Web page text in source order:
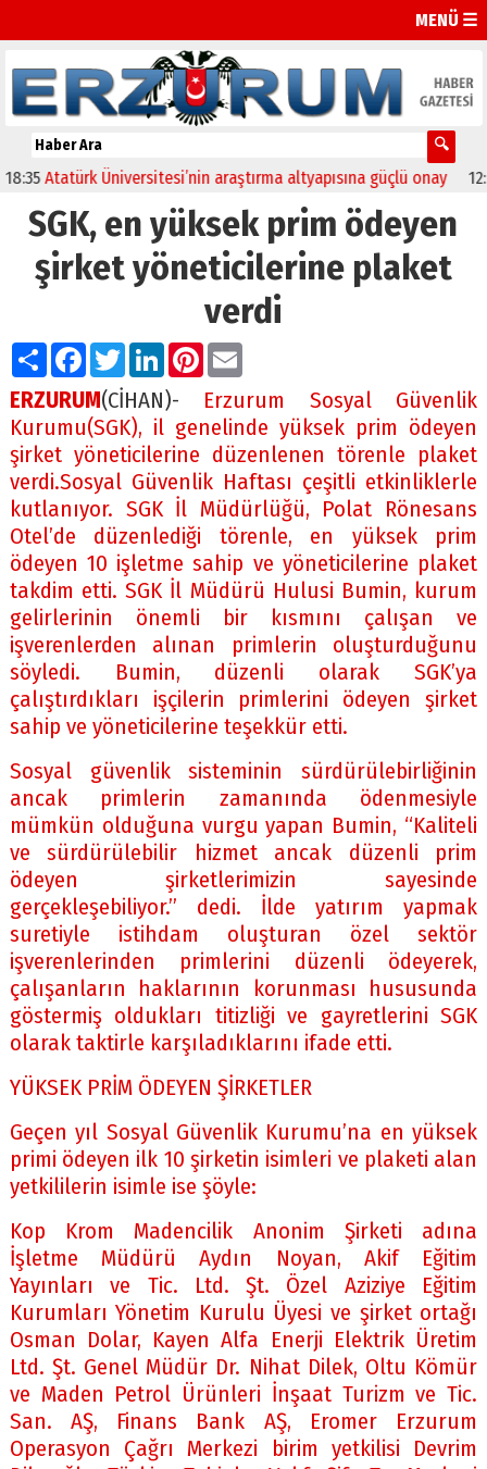
MENÜ ☰
Atatürk Üniversitesi’nin araştırma altyapısına güçlü onay 12:04
SGK, en yüksek prim ödeyen
şirket yöneticilerine plaket
verdi
PaylaşFacebook
TwitterLinkedIn
Pinterest
Email
ERZURUM(CİHAN)- Erzurum Sosyal Güvenlik
Kurumu(SGK), il genelinde yüksek prim ödeyen
şirket yöneticilerine düzenlenen törenle plaket
verdi.Sosyal Güvenlik Haftası çeşitli etkinliklerle
kutlanıyor. SGK İl Müdürlüğü, Polat Rönesans
Otel’de düzenlediği törenle, en yüksek prim
ödeyen 10 işletme sahip ve yöneticilerine plaket
takdim etti. SGK İl Müdürü Hulusi Bumin, kurum
gelirlerinin önemli bir kısmını çalışan ve
işverenlerden alınan primlerin oluşturduğunu
söyledi. Bumin, düzenli olarak SGK’ya
çalıştırdıkları işçilerin primlerini ödeyen şirket
sahip ve yöneticilerine teşekkür etti.
Sosyal güvenlik sisteminin sürdürülebirliğinin
ancak primlerin zamanında ödenmesiyle
mümkün olduğuna vurgu yapan Bumin, “Kaliteli
ve sürdürülebilir hizmet ancak düzenli prim
ödeyen şirketlerimizin sayesinde
gerçekleşebiliyor.” dedi. İlde yatırım yapmak
suretiyle istihdam oluşturan özel sektör
işverenlerinden primlerini düzenli ödeyerek,
çalışanların haklarının korunması hususunda
göstermiş oldukları titizliği ve gayretlerini SGK
olarak taktirle karşıladıklarını ifade etti.
YÜKSEK PRİM ÖDEYEN ŞİRKETLER
Geçen yıl Sosyal Güvenlik Kurumu’na en yüksek
primi ödeyen ilk 10 şirketin isimleri ve plaketi alan
yetkililerin isimle ise şöyle:
Kop Krom Madencilik Anonim Şirketi adına
İşletme Müdürü Aydın Noyan, Akif Eğitim
Yayınları ve Tic. Ltd. Şt. Özel Aziziye Eğitim
Kurumları Yönetim Kurulu Üyesi ve şirket ortağı
Osman Dolar, Kayen Alfa Enerji Elektrik Üretim
Ltd. Şt. Genel Müdür Dr. Nihat Dilek, Oltu Kömür
ve Maden Petrol Ürünleri İnşaat Turizm ve Tic.
San. AŞ, Finans Bank AŞ, Eromer Erzurum
Operasyon Çağrı Merkezi birim yetkilisi Devrim